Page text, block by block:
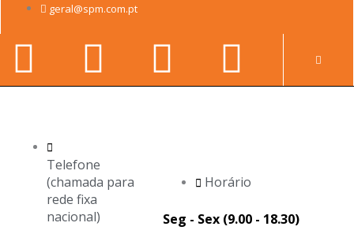
content
geral@spm.com.pt
Facebook-
f
Youtube
Linkedin-
in
Telefone
(chamada para
rede fixa
nacional)
Horário
Seg - Sex (9.00 - 18.30)